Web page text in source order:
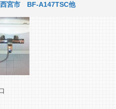
宮市 BF-A147TSC他